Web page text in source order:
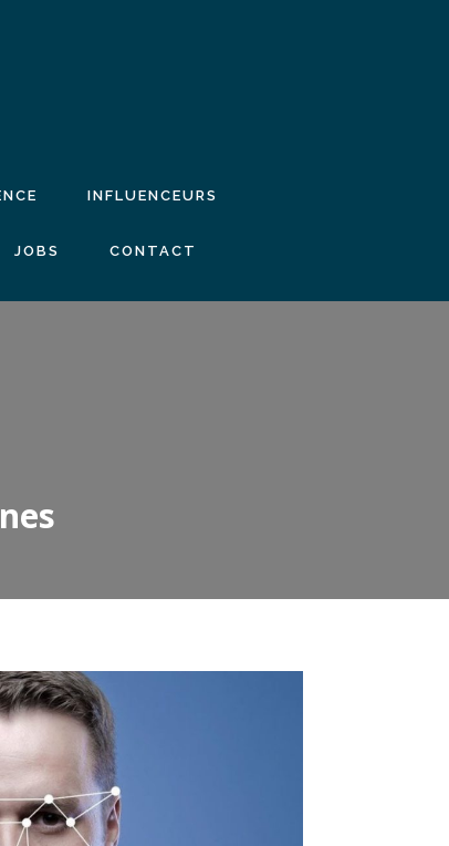
INFLUENCEURS
JOBS CONTACT